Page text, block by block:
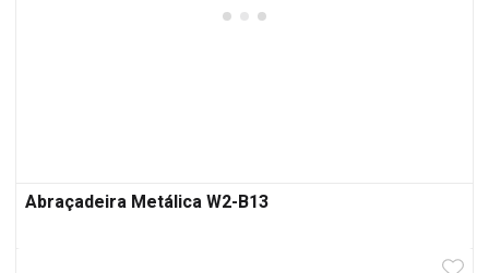
Abraçadeira Metálica W2-B13